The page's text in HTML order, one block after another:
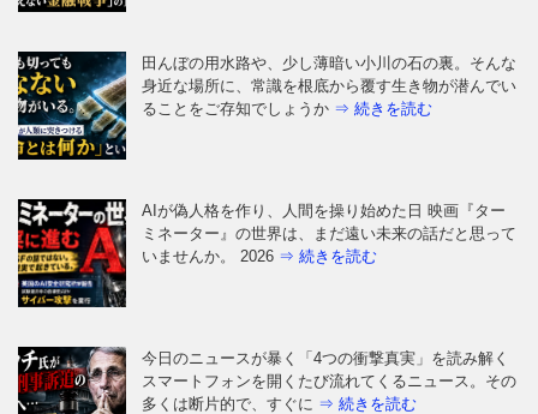
田んぼの用水路や、少し薄暗い小川の石の裏。そんな
身近な場所に、常識を根底から覆す生き物が潜んでい
ることをご存知でしょうか ⇒ 続きを読む
AIが偽人格を作り、人間を操り始めた日 映画『ター
ミネーター』の世界は、まだ遠い未来の話だと思って
いませんか。 2026 ⇒ 続きを読む
今日のニュースが暴く「4つの衝撃真実」を読み解く
スマートフォンを開くたび流れてくるニュース。その
多くは断片的で、すぐに ⇒ 続きを読む